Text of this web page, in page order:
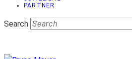
PARTNER
Search